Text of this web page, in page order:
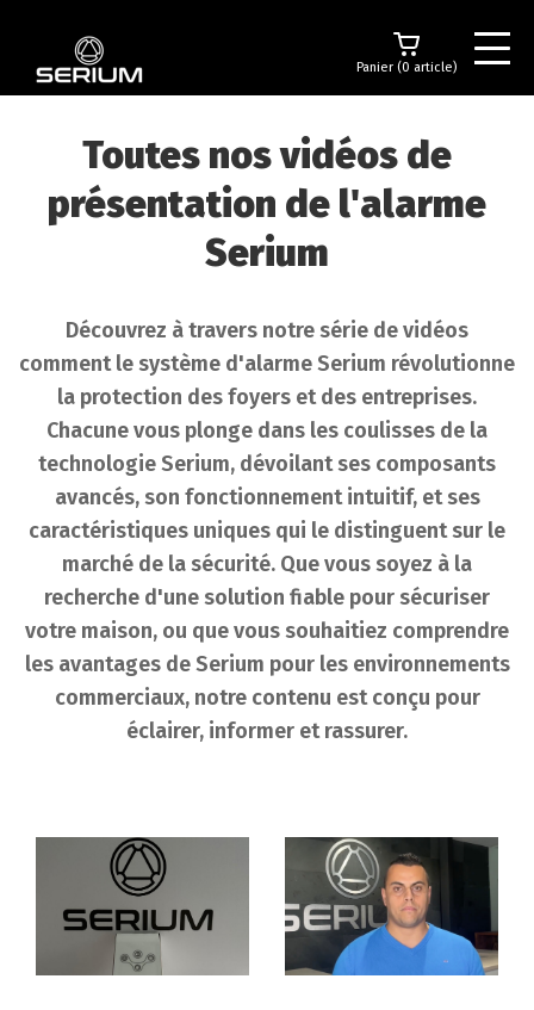
Panier (0 article)
Toutes nos vidéos de
présentation de l'alarme
Serium
Découvrez à travers notre série de vidéos
comment le système d'alarme Serium révolutionne
la protection des foyers et des entreprises.
Chacune vous plonge dans les coulisses de la
technologie Serium, dévoilant ses composants
avancés, son fonctionnement intuitif, et ses
caractéristiques uniques qui le distinguent sur le
marché de la sécurité. Que vous soyez à la
recherche d'une solution fiable pour sécuriser
votre maison, ou que vous souhaitiez comprendre
les avantages de Serium pour les environnements
commerciaux, notre contenu est conçu pour
éclairer, informer et rassurer.